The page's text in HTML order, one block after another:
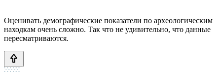
Оценивать демографические показатели по археологическим
находкам очень сложно. Так что не удивительно, что данные
пересматриваются.